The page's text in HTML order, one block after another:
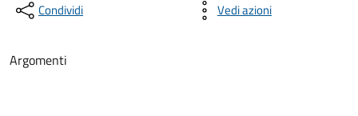
Condividi Vedi azioni
Argomenti